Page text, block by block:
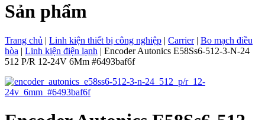
Sản phẩm
Trang chủ | Linh kiện thiết bị công nghiệp | Carrier| Bo mạch điều
hòa | Linh kiện điện lạnh | Encoder Autonics E58Ss6-512-3-N-24
512 P/R 12-24V 6Mm #6493baf6f